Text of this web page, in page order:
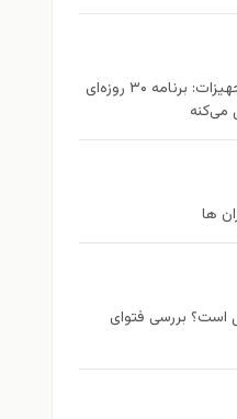
تمرین در خانه بدون تجهیزات: برنامه ۳۰ روزه‌ای
می‌کنه
است؟ بررسی فتوای